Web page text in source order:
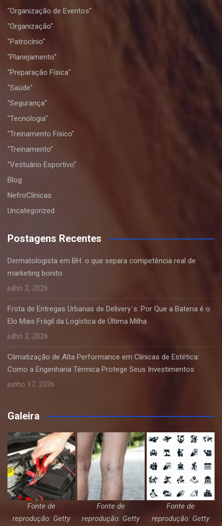
"Organização de Eventos"
"Organização"
"Patrocínio"
"Planejamento"
"Preparação Física"
"Saúde"
"Segurança"
"Tecnologia"
"Treinamento Físico"
"Treinamento"
"Vestuário Esportivo"
Blog
NefroClínicas
Uncategorized
Postagens Recentes
Dermatologista em BH: o que separa competência real de
marketing bonito
julho 2, 2026
Frota de Entregas Urbanas de Delivery´s: Por Que a Bateria é o
Elo Mais Frágil da Logística de Última Milha
julho 2, 2026
Climatização de Alta Performance em Clínicas de Estética:
Como a Engenharia Térmica Protege Seus Investimentos
junho 17, 2026
Galeira
Fonte de
reprodução: Getty
Fonte de
reprodução: Getty
Fonte de
reprodução: Getty